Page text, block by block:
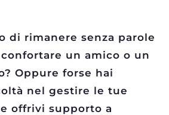
di rimanere senza parole
un amico o un
Oppure forse hai
nel gestire le tue
offrivi supporto a